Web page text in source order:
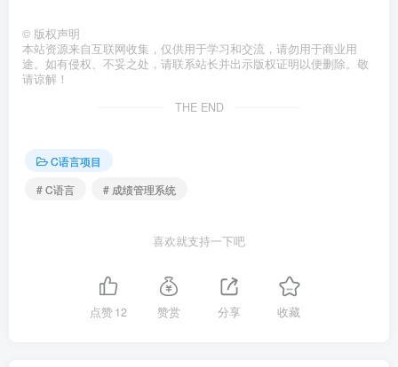
© 版权声明
本站资源来自互联网收集，仅供用于学习和交流，请勿用于商业用
途。如有侵权、不妥之处，请联系站长并出示版权证明以便删除。敬
请谅解！
THE END
C语言项目
# C语言
# 成绩管理系统
喜欢就支持一下吧
点赞12 赞赏 分享 收藏